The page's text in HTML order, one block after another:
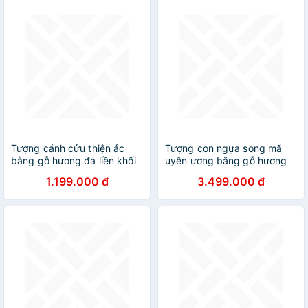
Tượng cánh cửu thiện ác
bằng gỗ hương đá liền khối
1.199.000 đ
Tượng con ngựa song mã
uyên ương bằng gỗ hương
3.499.000 đ